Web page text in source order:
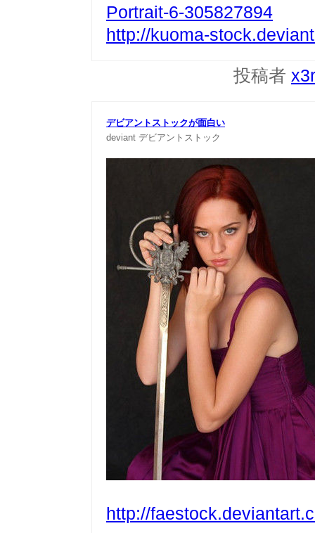
Portrait-6-305827894
http://kuoma-
投稿者
デビアントストックが面白い
deviant デビアントストック
http://